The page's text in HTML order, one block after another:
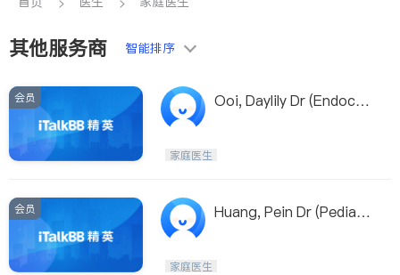
建筑装修
家庭医生
North York
Brampton
Kitchener
Newmarket
Stouffville
Waterloo
Guelph
Ajax
其他服务商 智能排序
会员
Ooi, Daylily Dr (Endocrin
家庭医生
会员
Huang, Pein Dr (Pediatri
家庭医生